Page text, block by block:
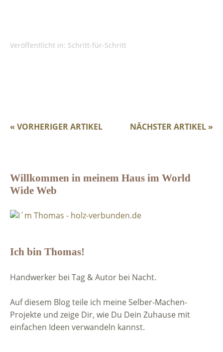
Veröffentlicht in: Schritt-für-Schritt
NÄCHSTER ARTIKEL »
« VORHERIGER ARTIKEL
Willkommen in meinem Haus im World
Wide Web
Ich bin Thomas!
Handwerker bei Tag & Autor bei Nacht.
Auf diesem Blog teile ich meine Selber-Machen-
Projekte und zeige Dir, wie Du Dein Zuhause mit
einfachen Ideen verwandeln kannst.